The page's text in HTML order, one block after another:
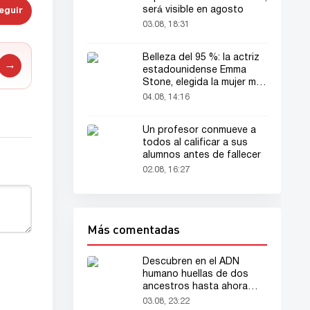
→
será visible en agosto
03.08, 18:31
Belleza del 95 %: la actriz
estadounidense Emma
Stone, elegida la mujer más
bella del mundo
04.08, 14:16
Un profesor conmueve a
todos al calificar a sus
alumnos antes de fallecer
02.08, 16:27
Más comentadas
Descubren en el ADN
humano huellas de dos
ancestros hasta ahora
desconocidos
03.08, 23:22